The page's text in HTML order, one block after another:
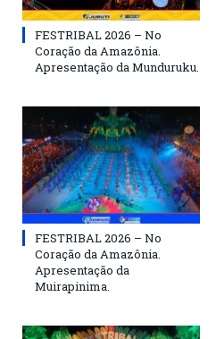
FESTRIBAL 2026 – No
Coração da Amazônia.
Apresentação da Munduruku.
FESTRIBAL 2026 – No
Coração da Amazônia.
Apresentação da
Muirapinima.